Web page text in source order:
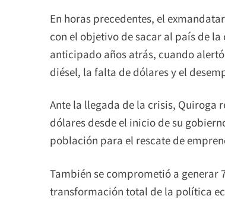
En horas precedentes, el
con el objetivo de sacar al país de
anticipado años atrás, cuando
diésel, la falta de dólares y el
Ante la llegada de la crisis, Quiroga
dólares desde el inicio de su
población para el rescate de
También se comprometió a generar
transformación total de la política